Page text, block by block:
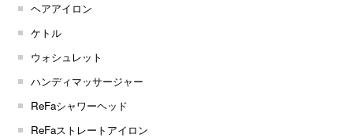
ヘアアイロン
ケトル
ウォシュレット
ハンディマッサージャー
ReFaシャワーヘッド
ReFaストレートアイロン